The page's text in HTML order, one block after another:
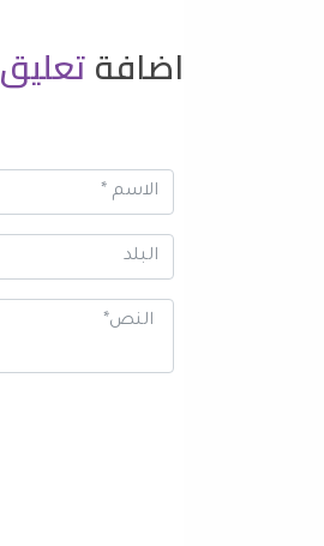
اضافةتعليق